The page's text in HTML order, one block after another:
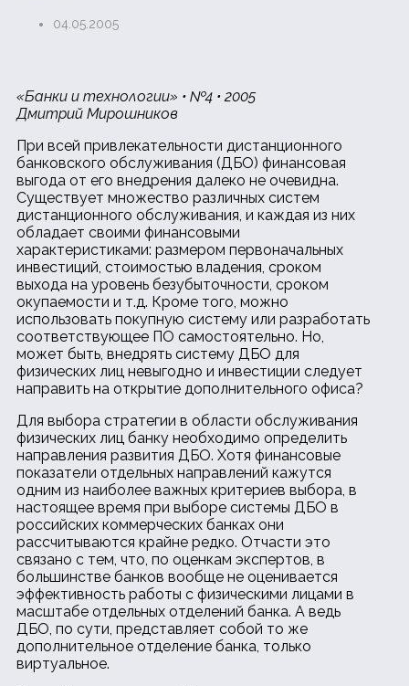
04.05.2005
«Банки и технологии» • №4 • 2005
Дмитрий Мирошников
При всей привлекательности дистанционного
банковского обслуживания (ДБО) финансовая
выгода от его внедрения далеко не очевидна.
Существует множество различных систем
дистанционного обслуживания, и каждая из них
обладает своими финансовыми
характеристиками: размером первоначальных
инвестиций, стоимостью владения, сроком
выхода на уровень безубыточности, сроком
окупаемости и т.д. Кроме того, можно
использовать покупную систему или разработать
соответствующее ПО самостоятельно. Но,
может быть, внедрять систему ДБО для
физических лиц невыгодно и инвестиции следует
направить на открытие дополнительного офиса?
Для выбора стратегии в области обслуживания
физических лиц банку необходимо определить
направления развития ДБО. Хотя финансовые
показатели отдельных направлений кажутся
одним из наиболее важных критериев выбора, в
настоящее время при выборе системы ДБО в
российских коммерческих банках они
рассчитываются крайне редко. Отчасти это
связано с тем, что, по оценкам экспертов, в
большинстве банков вообще не оценивается
эффективность работы с физическими лицами в
масштабе отдельных отделений банка. А ведь
ДБО, по сути, представляет собой то же
дополнительное отделение банка, только
виртуальное.